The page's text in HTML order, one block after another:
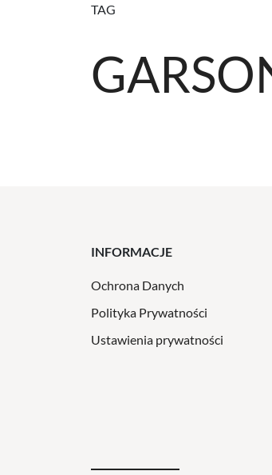
TAG
INFORMACJE
Ochrona Danych
Polityka Prywatności
Ustawienia prywatności